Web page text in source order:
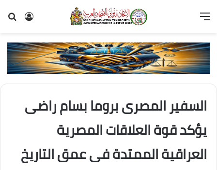
تسجيل
القائمة
السفير المصرى بروما بسام راضى
يؤكد قوة العلاقات المصرية
العراقية الممتدة فى عمق التاريخ